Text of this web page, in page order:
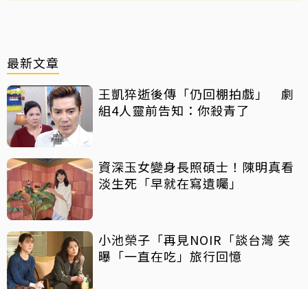
最新文章
王凱猝逝後傳「仍回棚拍戲」 劇
組4人靈前告知：你殺青了
資深玉女變身長照碩士！陳明真看
淡生死「早就在寫遺囑」
小池榮子「再見NOIR「談台灣 笑
曝「一直在吃」旅行回憶